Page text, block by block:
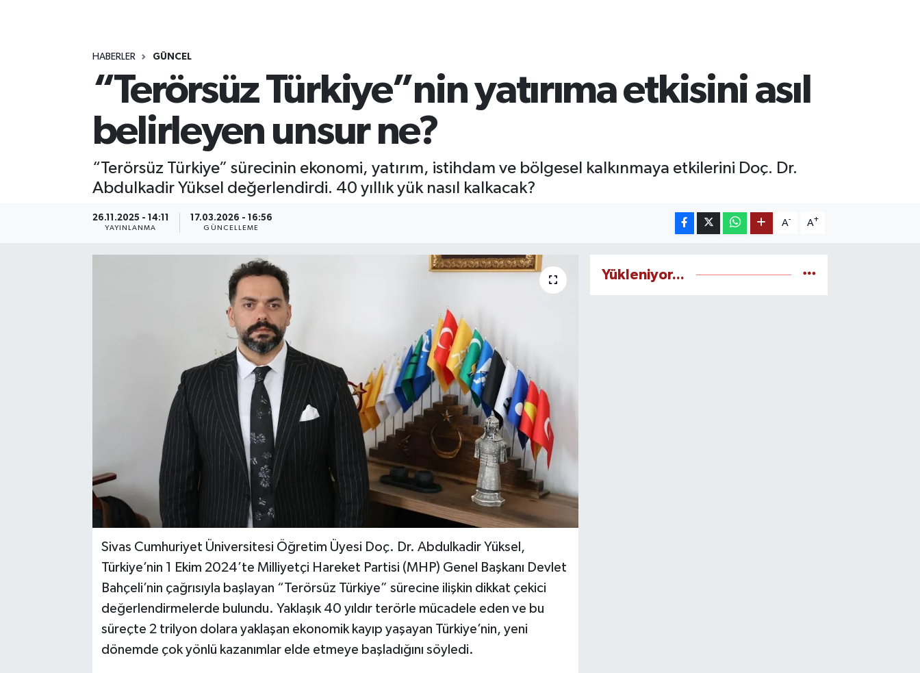
HABERLER GÜNCEL
“Terörsüz Türkiye”nin yatırıma etkisini asıl
belirleyen unsur ne?
“Terörsüz Türkiye” sürecinin ekonomi, yatırım, istihdam ve bölgesel kalkınmaya etkilerini Doç. Dr.
Abdulkadir Yüksel değerlendirdi. 40 yıllık yük nasıl kalkacak?
26.11.2025 - 14:11
YAYINLANMA
17.03.2026 - 16:56
GÜNCELLEME
A- A+
Sivas Cumhuriyet Üniversitesi Öğretim Üyesi Doç. Dr. Abdulkadir Yüksel,
Türkiye’nin 1 Ekim 2024’te Milliyetçi Hareket Partisi (MHP) Genel Başkanı Devlet
Bahçeli’nin çağrısıyla başlayan “Terörsüz Türkiye” sürecine ilişkin dikkat çekici
değerlendirmelerde bulundu. Yaklaşık 40 yıldır terörle mücadele eden ve bu
süreçte 2 trilyon dolara yaklaşan ekonomik kayıp yaşayan Türkiye’nin, yeni
dönemde çok yönlü kazanımlar elde etmeye başladığını söyledi.
Yükleniyor...
ÖZEL HABER
SPONSORLU YAZI